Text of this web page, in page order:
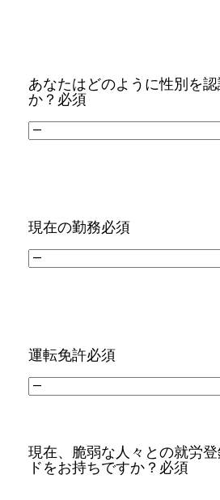
あなたはどのように性別を
か？ 必須
現在の勤務必須
運転免許必須
現在、脆弱な人々との就労
ドをお持ちですか？ 必須